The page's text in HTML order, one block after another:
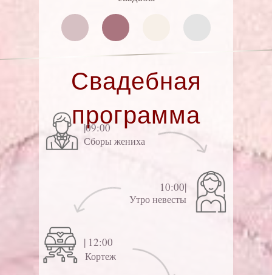
Свадебная
программа
10:00|
|09:00
| 12:00
Сборы жениха
Утро невесты
Кортеж